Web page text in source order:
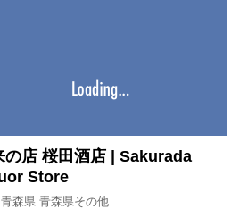
の店 桜田酒店 | Sakurada
Store
青森県 青森県その他